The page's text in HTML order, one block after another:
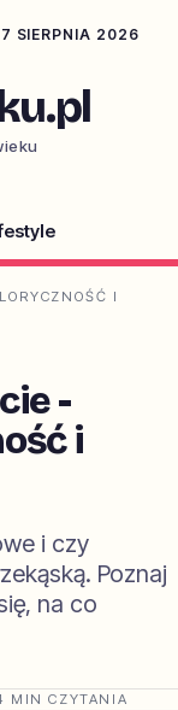
SIERPNIA 2026
I
-
i
i czy
Poznaj
na co
MIN CZYTANIA